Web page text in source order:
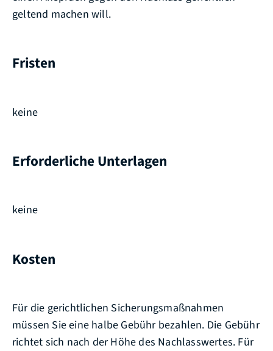
geltend machen will.
Fristen
keine
Erforderliche Unterlagen
keine
Kosten
Für die gerichtlichen Sicherungsmaßnahmen
müssen Sie eine halbe Gebühr bezahlen. Die Gebühr
richtet sich nach der Höhe des Nachlasswertes. Für